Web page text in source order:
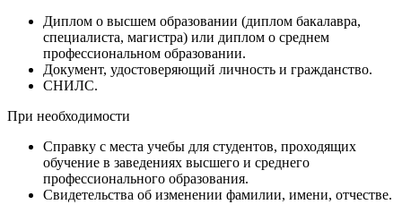
Диплом о высшем образовании (диплом бакалавра,
специалиста, магистра) или диплом о среднем
профессиональном образовании.
Документ, удостоверяющий личность и гражданство.
СНИЛС.
При необходимости
Справку с места учебы для студентов, проходящих
обучение в заведениях высшего и среднего
профессионального образования.
Свидетельства об изменении фамилии, имени, отчестве.